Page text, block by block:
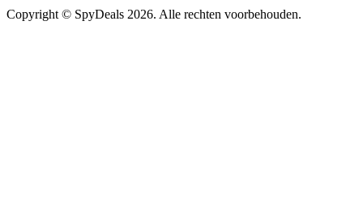
Copyright © SpyDeals 2026. Alle rechten voorbehouden.